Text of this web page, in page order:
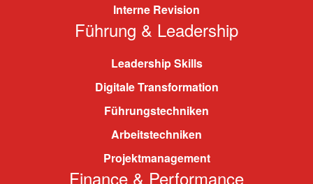
Interne Revision
Führung & Leadership
Leadership Skills
Digitale Transformation
Führungstechniken
Arbeitstechniken
Projektmanagement
Finance & Performance